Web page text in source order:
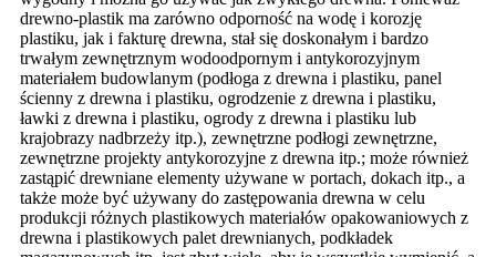
drewno-plastik ma zarówno odporność na wodę i korozję
plastiku, jak i fakturę drewna, stał się doskonałym i bardzo
trwałym zewnętrznym wodoodpornym i antykorozyjnym
materiałem budowlanym (podłoga z drewna i plastiku, panel
ścienny z drewna i plastiku, ogrodzenie z drewna i plastiku,
ławki z drewna i plastiku, ogrody z drewna i plastiku lub
krajobrazy nadbrzeży itp.), zewnętrzne podłogi zewnętrzne,
zewnętrzne projekty antykorozyjne z drewna itp.; może również
zastąpić drewniane elementy używane w portach, dokach itp., a
także może być używany do zastępowania drewna w celu
produkcji różnych plastikowych materiałów opakowaniowych z
drewna i plastikowych palet drewnianych, podkładek